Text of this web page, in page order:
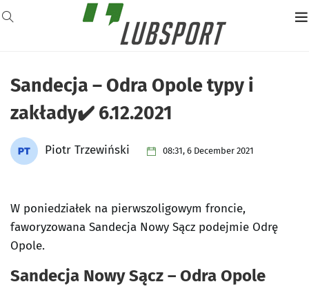
Sandecja – Odra Opole typy i
zakłady✔️ 6.12.2021
Piotr Trzewiński 08:31, 6 December 2021
W poniedziałek na pierwszoligowym froncie,
faworyzowana Sandecja Nowy Sącz podejmie Odrę
Opole.
Sandecja Nowy Sącz – Odra Opole